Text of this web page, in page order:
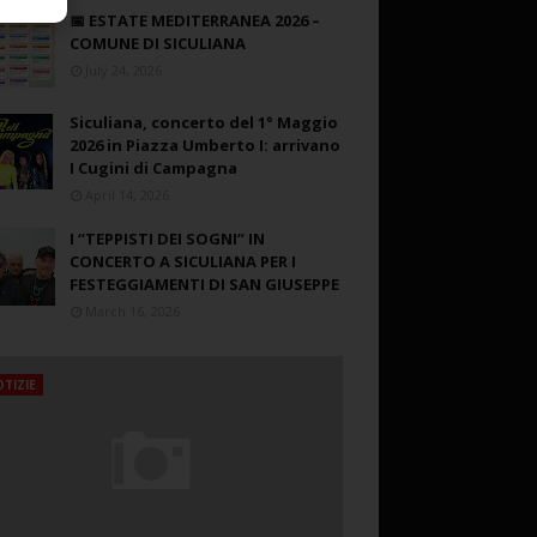
📅 ESTATE MEDITERRANEA 2026 –
COMUNE DI SICULIANA
Siculiana, concerto del 1° Maggio
2026 in Piazza Umberto I: arrivano
I Cugini di Campagna
I “TEPPISTI DEI SOGNI” IN
CONCERTO A SICULIANA PER I
FESTEGGIAMENTI DI SAN GIUSEPPE